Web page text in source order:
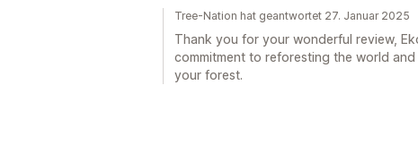
Tree-Nation hat geantwortet 27. Januar 2025
Thank you for your wonderful review,
commitment to reforesting the world
your forest.